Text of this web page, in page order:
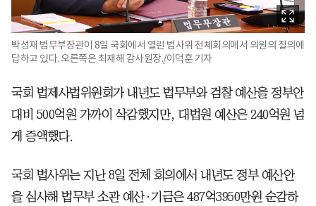
박성재 법무부장관이 8일 국회에서 열린 법사위 전체회의에서 의원의 질의에
답하고 있다. 오른쪽은 최재해 감사원장./이덕훈 기자
국회 법제사법위원회가 내년도 법무부와 검찰 예산을 정부안
대비 500억원 가까이 삭감했지만, 대법원 예산은 240억원 넘
게 증액했다.
국회 법사위는 지난 8일 전체 회의에서 내년도 정부 예산안
을 심사해 법무부 소관 예산·기금은 487억3950만원 순감하